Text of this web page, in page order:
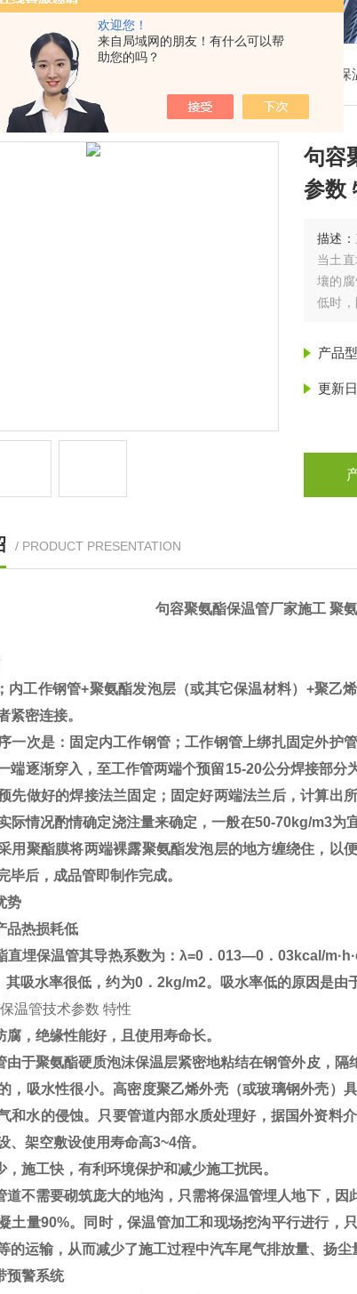
欢迎您！
来自局域网的朋友！有什么可以帮
助您的吗？
我的位置：
句容
参数
描述：
当土
壤的
低时
技术参
产品
更新
/ PRODUCT PRESENTATION
句容聚氨酯保温管厂家施工 聚
内工作钢管+聚氨酯发泡层（或其它保温材料）+聚乙
紧密连接。
一次是：固定内工作钢管；工作钢管上绑扎固定外护
端逐渐穿入，至工作管两端个预留15-20公分焊接部
先做好的焊接法兰固定；固定好两端法兰后，计算出
际情况酌情确定浇注量来确定，一般在50-70kg/m3为
用聚酯膜将两端裸露聚氨酯发泡层的地方缠绕住，以
毕后，成品管即制作完成。
势
品热损耗低
直埋保温管其导热系数为：λ=0．013—0．03kcal/
其吸水率很低，约为0．2kg/m2。吸水率低的原因是由
温管技术参数 特性
腐，绝缘性能好，且使用寿命长。
由于聚氨酯硬质泡沫保温层紧密地粘结在钢管外皮，
，吸水性很小。高密度聚乙烯外壳（或玻璃钢外壳）
和水的侵蚀。只要管道内部水质处理好，据国外资料
、架空敷设使用寿命高3~4倍。
，施工快，有利环境保护和减少施工扰民。
道不需要砌筑庞大的地沟，只需将保温管埋人地下，
土量90%。同时，保温管加工和现场挖沟平行进行，
的运输，从而减少了施工过程中汽车尾气排放量、扬尘
预警系统